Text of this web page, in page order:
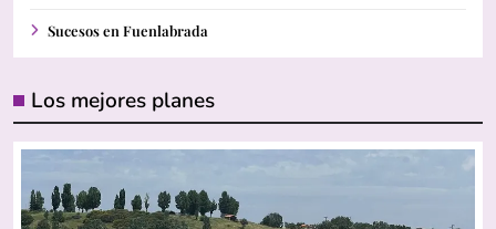
Sucesos en Fuenlabrada
Los mejores planes